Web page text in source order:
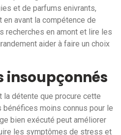
et de parfums enivrants,
avant la compétence de
recherches en amont et lire les
aider à faire un choix
insoupçonnés
la détente que procure cette
moins connus pour le
bien exécuté peut améliorer
les symptômes de stress et